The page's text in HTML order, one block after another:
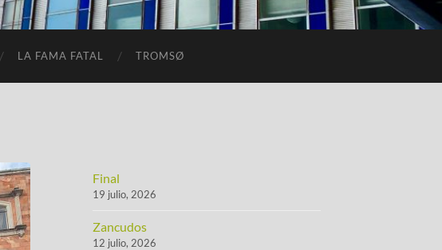
LA FAMA FATAL TROMSØ
Final
19 julio, 2026
Zancudos
12 julio, 2026